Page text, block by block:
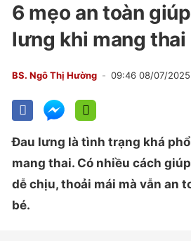
6 mẹo an toàn
lưng khi mang thai
BS. Ngô Thị Hường 09:46 08/07/2025
Đau lưng là tình trạng khá
mang thai. Có nhiều cách
dễ chịu, thoải mái mà vẫn an
bé.